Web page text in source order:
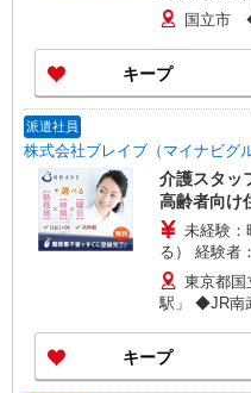
国立市
キープ
派遣社員
株式会社ブレイブ（マイナビグ
介護スタッ
高齢者向け
務先から選
未経験：
る） 経験者
る） ◎月収例 時給2000円×1日8時間×22日（週5
日）＝35万2000円 ◆昇給あり ◆
払い/週払い/
時にご相談
当社規定あり
東京都国立市 【最寄駅】
駅」 ◆JR南
キープ